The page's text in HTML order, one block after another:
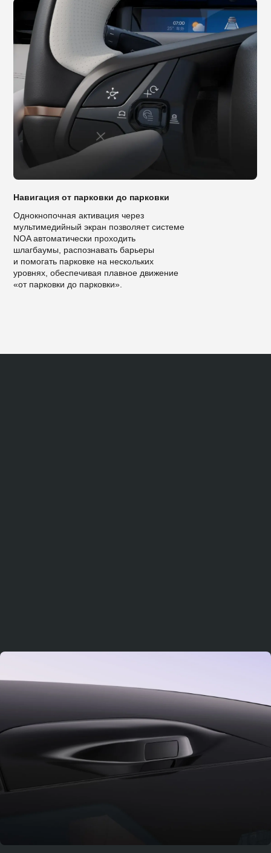
Навигация от парковки до парковки
Однокнопочная активация через
мультимедийный экран позволяет системе
NOA автоматически проходить
шлагбаумы, распознавать барьеры
и помогать парковке на нескольких
уровнях, обеспечивая плавное движение
«от парковки до парковки».